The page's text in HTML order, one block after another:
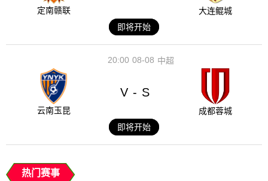
定南赣联
大连鲲城
即将开始
08-08
20:00 中超
云南玉昆
V - S
成都蓉城
即将开始
热门赛事